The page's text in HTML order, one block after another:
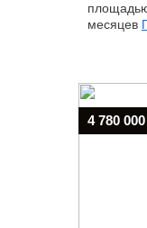
месяцев
4 780